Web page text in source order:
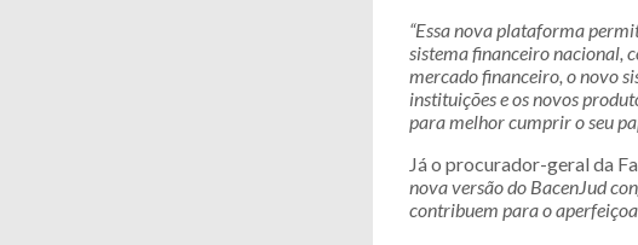
“Essa nova plataforma
sistema financeiro nacional,
mercado financeiro, o novo
instituições e os novos
para melhor cumprir o seu
Já o procurador-geral da
nova versão do BacenJud
contribuem para o